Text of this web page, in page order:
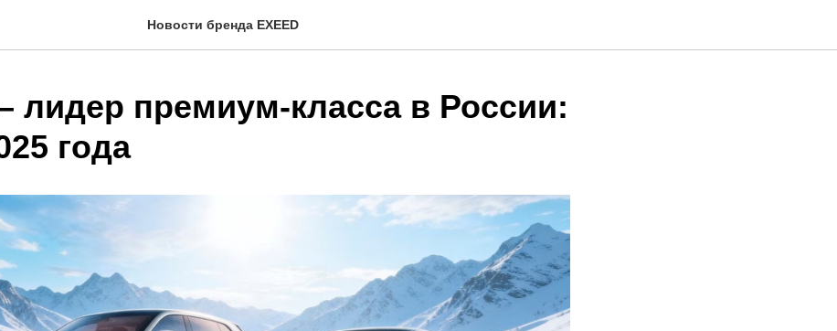
Новости бренда EXEED
лидер премиум-класса в России:
года